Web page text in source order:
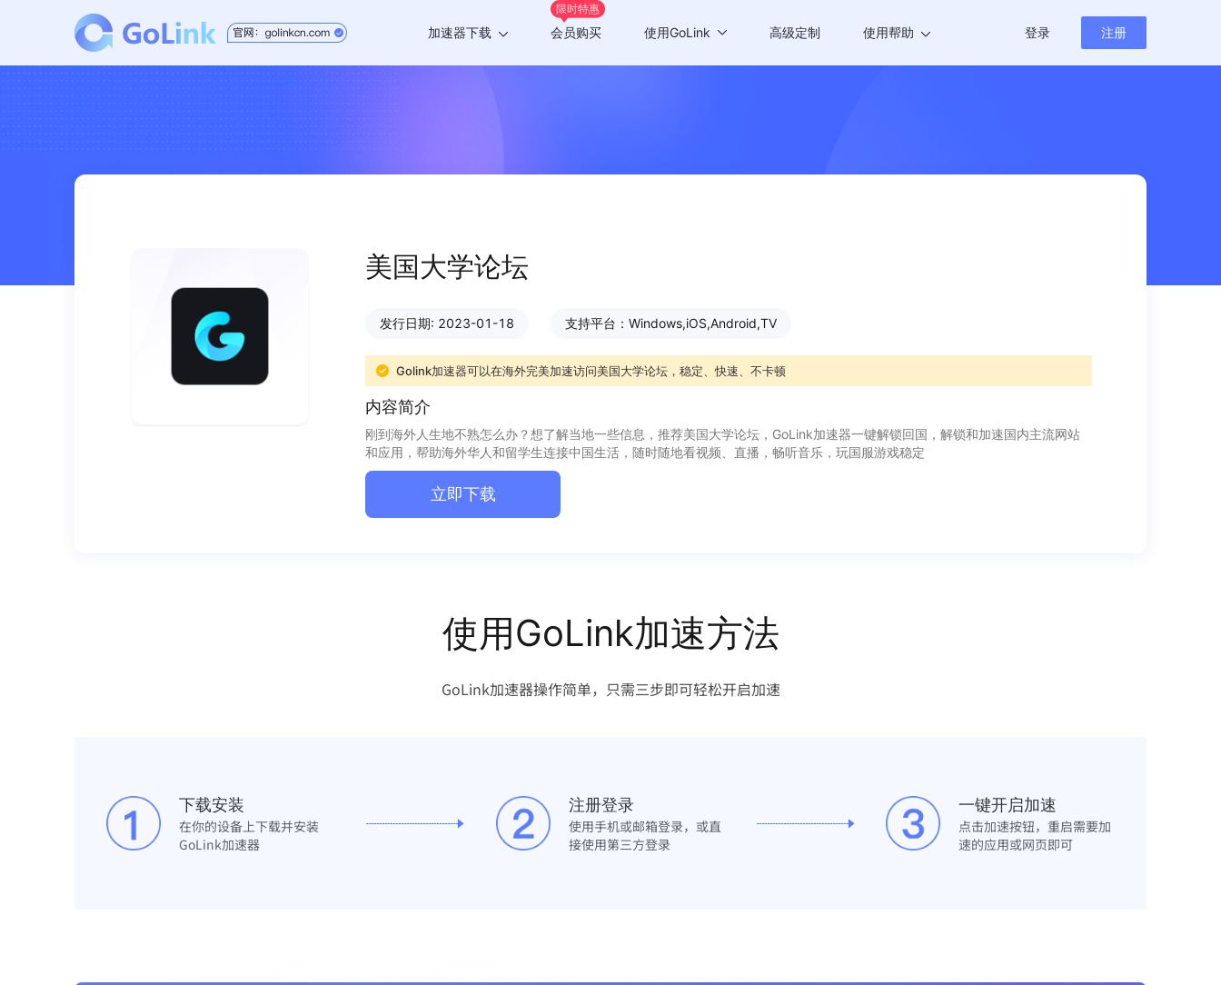
加速器下载
限时特惠
会员购买 使用GoLink 高级定制 使用帮助 登录 注册
美国大学论坛
发行日期: 2023-01-18 支持平台：Windows,iOS,Android,TV
Golink加速器可以在海外完美加速访问美国大学论坛，稳定、快速、不卡顿
内容简介
刚到海外人生地不熟怎么办？想了解当地一些信息，推荐美国大学论坛，GoLink加速器一键解锁回国，解锁和加速国内主流网站
和应用，帮助海外华人和留学生连接中国生活，随时随地看视频、直播，畅听音乐，玩国服游戏稳定
立即下载
使用GoLink加速方法
GoLink加速器操作简单，只需三步即可轻松开启加速
下载安装
在你的设备上下载并安装
GoLink加速器
注册登录
使用手机或邮箱登录，或直
接使用第三方登录
一键开启加速
点击加速按钮，重启需要加
速的应用或网页即可